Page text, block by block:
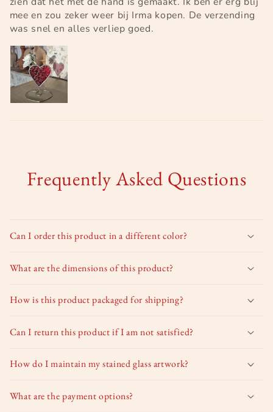
mee en zou zeker weer bij Irma kopen. De verzending
was snel en alles verliep goed.
Frequently Asked Questions
Can I order this product in a different color?
What are the dimensions of this product?
How is this product packaged for shipping?
Can I return this product if I am not satisfied?
How do I maintain my stained glass artwork?
What are the payment options?